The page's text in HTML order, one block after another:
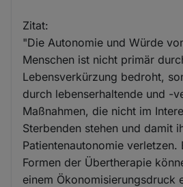
Zitat:
"Die Autonomie und Würde
Menschen ist nicht primär
Lebensverkürzung bedroht,
durch lebenserhaltende und -
Maßnahmen, die nicht im
Sterbenden stehen und damit
Patientenautonomie verletzen.
Formen der Übertherapie
einem Ökonomisierungsdruck